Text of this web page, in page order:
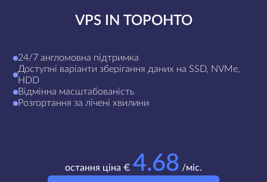
VPS IN ТОРОНТО
24/7 англомовна підтримка
Доступні варіанти зберігання даних на SSD, NVMe,
HDD
Відмінна масштабованість
Розгортання за лічені хвилини
остання ціна € 4.68 /міс.